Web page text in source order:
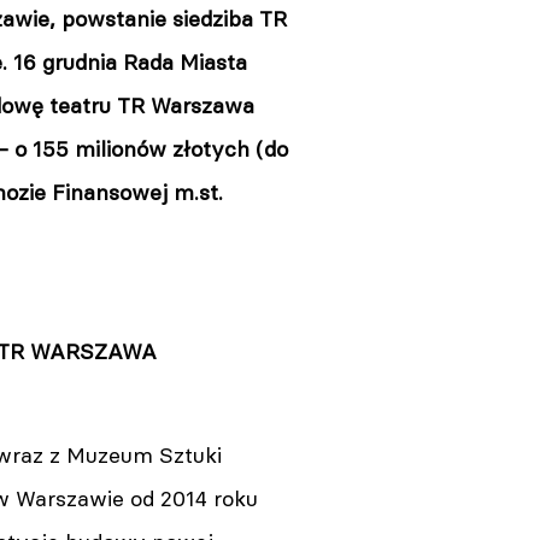
powstanie siedziba TR
grudnia Rada Miasta
teatru TR Warszawa
o 155 milionów złotych (do
Finansowej m.st.
WARSZAWA
z Muzeum Sztuki
Warszawie od 2014 roku